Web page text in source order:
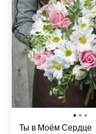
Ты в Моём Сердце